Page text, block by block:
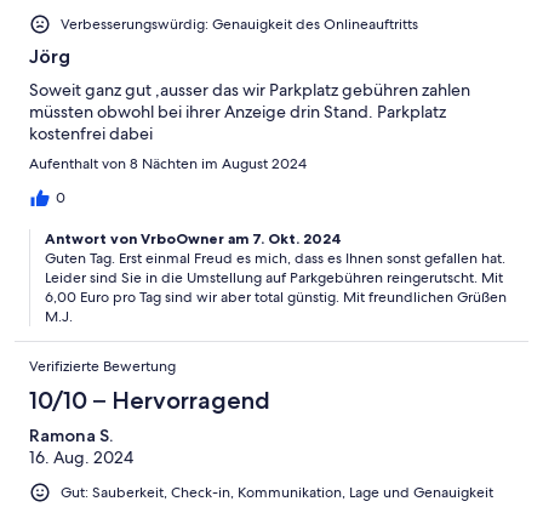
Verbesserungswürdig: Genauigkeit des Onlineauftritts
Jörg
Soweit ganz gut ,ausser das wir Parkplatz gebühren zahlen
müssten obwohl bei ihrer Anzeige drin Stand. Parkplatz
kostenfrei dabei
Aufenthalt von 8 Nächten im August 2024
0
Antwort von VrboOwner am 7. Okt. 2024
Guten Tag. Erst einmal Freud es mich, dass es Ihnen sonst gefallen hat.
Leider sind Sie in die Umstellung auf Parkgebühren reingerutscht. Mit
6,00 Euro pro Tag sind wir aber total günstig. Mit freundlichen Grüßen
M.J.
Verifizierte Bewertung
10/10 – Hervorragend
Ramona S.
16. Aug. 2024
Gut: Sauberkeit, Check-in, Kommunikation, Lage und Genauigkeit